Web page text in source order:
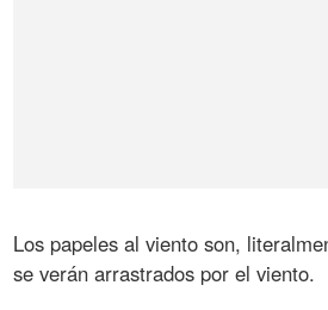
Los papeles al viento son,
se verán arrastrados por el viento.